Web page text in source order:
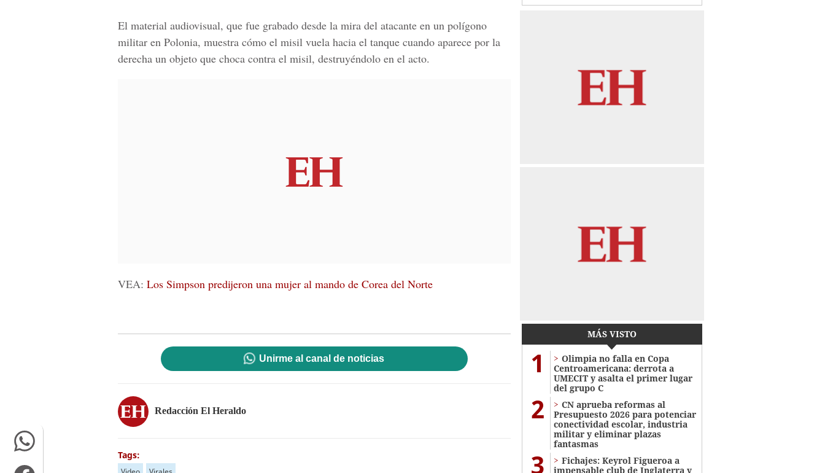
El material audiovisual, que fue grabado desde la mira del atacante en un polígono
militar en Polonia, muestra cómo el misil vuela hacia el tanque cuando aparece por la
derecha un objeto que choca contra el misil, destruyéndolo en el acto.
VEA: Los Simpson predijeron una mujer al mando de Corea del Norte
Unirme al canal de noticias
Redacción El Heraldo
Tags:
MÁS VISTO
1
Olimpia no falla en Copa
Centroamericana: derrota a
UMECIT y asalta el primer lugar
del grupo C
2
CN aprueba reformas al
Presupuesto 2026 para potenciar
conectividad escolar, industria
militar y eliminar plazas
fantasmas
3
Fichajes: Keyrol Figueroa a
impensable club de Inglaterra y